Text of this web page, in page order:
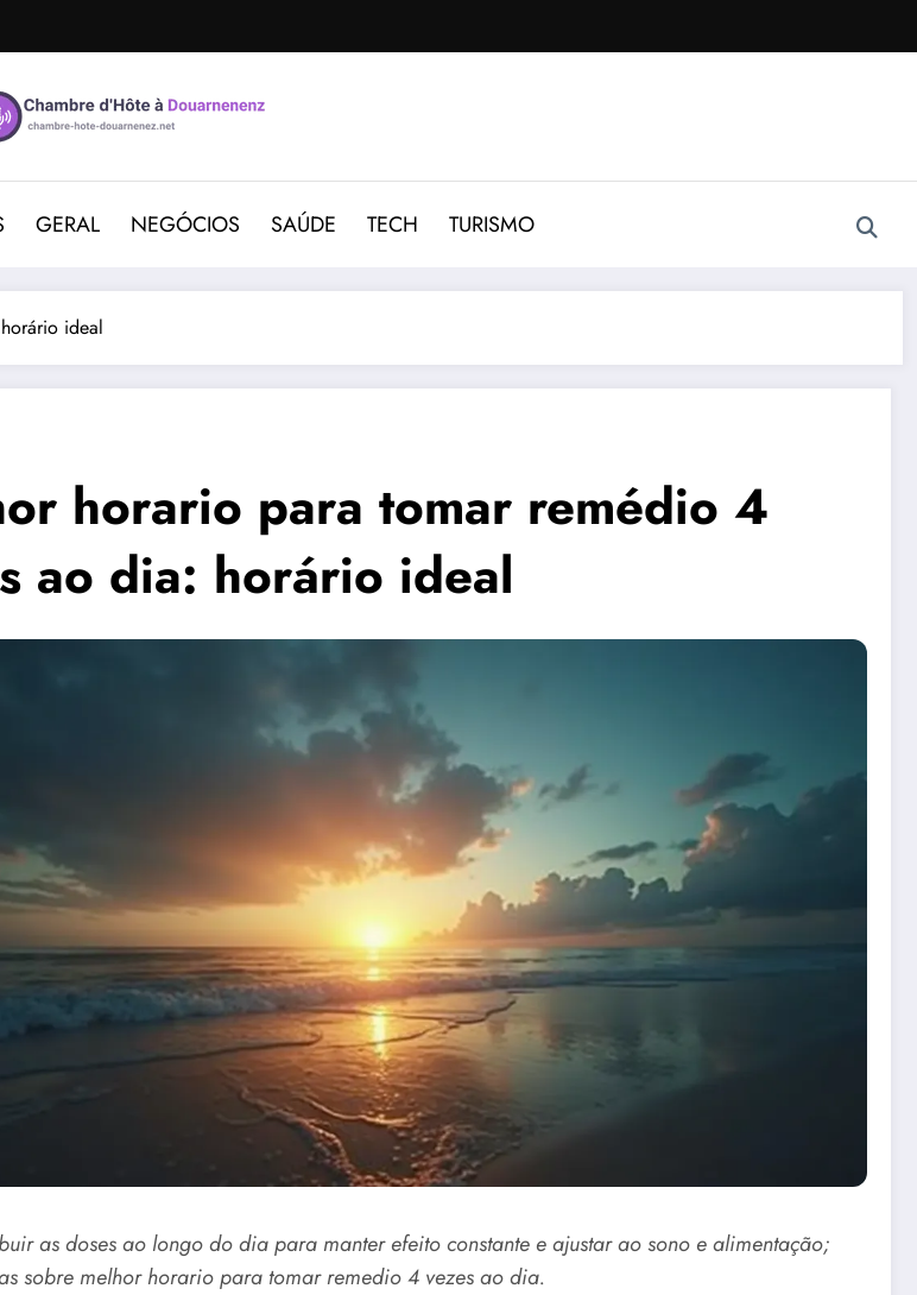
GERAL NEGÓCIOS SAÚDE TECH TURISMO
ideal
horario para tomar remédio 4
ao dia: horário ideal
as doses ao longo do dia para manter efeito constante e ajustar ao sono e alimentação;
sobre melhor horario para tomar remedio 4 vezes ao dia.